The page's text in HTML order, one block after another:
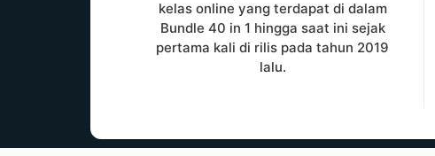
kelas online yang terdapat di dalam
Bundle 40 in 1 hingga saat ini sejak
pertama kali di rilis pada tahun 2019
lalu.